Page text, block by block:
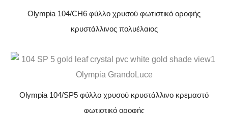
Olympia 104/CH6 φύλλο χρυσού φωτιστικό οροφής
κρυστάλλινος πολυέλαιος
Olympia 104/SP5 φύλλο χρυσού κρυστάλλινο κρεμαστό
φωτιστικό οροφής